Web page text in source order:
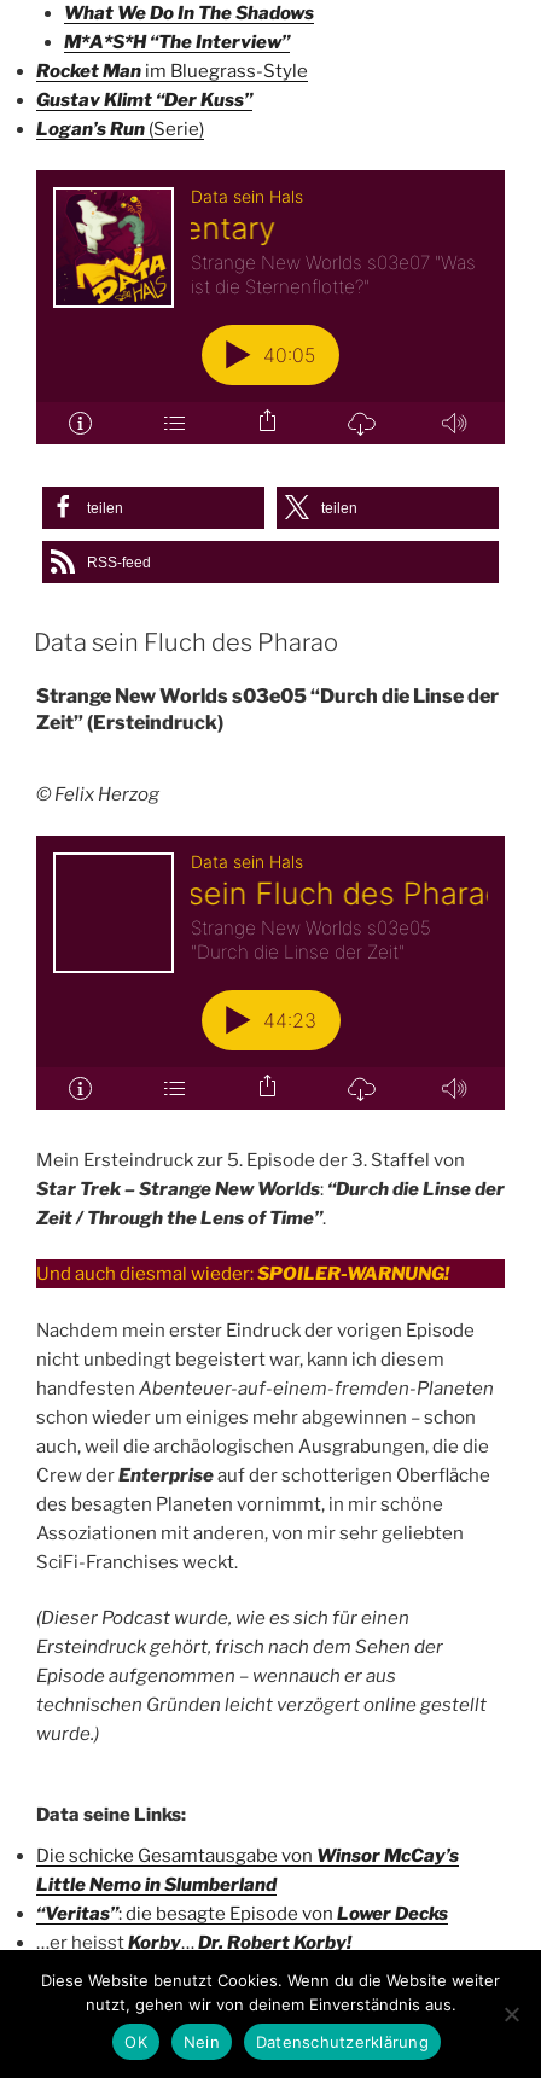
What We Do In The Shadows
M*A*S*H “The Interview”
Rocket Man im Bluegrass-Style
Gustav Klimt “Der Kuss”
Logan’s Run (Serie)
teilen teilen
RSS-feed
Data sein Fluch des Pharao
Strange New Worlds s03e05 “Durch die Linse der
Zeit” (Ersteindruck)
© Felix Herzog
Mein Ersteindruck zur 5. Episode der 3. Staffel von
Star Trek – Strange New Worlds: “Durch die Linse der
Zeit / Through the Lens of Time”.
Und auch diesmal wieder:SPOILER-WARNUNG!
Nachdem mein erster Eindruck der vorigen Episode
nicht unbedingt begeistert war, kann ich diesem
handfesten Abenteuer-auf-einem-fremden-Planeten
schon wieder um einiges mehr abgewinnen – schon
auch, weil die archäologischen Ausgrabungen, die die
Crew derEnterpriseauf der schotterigen Oberfläche
des besagten Planeten vornimmt, in mir schöne
Assoziationen mit anderen, von mir sehr geliebten
SciFi-Franchises weckt.
(Dieser Podcast wurde, wie es sich für einen
Ersteindruck gehört, frisch nach dem Sehen der
Episode aufgenommen – wennauch er aus
technischen Gründen leicht verzögert online gestellt
wurde.)
Data seine Links:
Die schicke Gesamtausgabe von Winsor McCay’s
Little Nemo in Slumberland
“Veritas”: die besagte Episode von Lower Decks
…er heisstKorby…Dr. Robert Korby!
Arthur Dent auf seinem ersten fremden Planeten
Brachiale Archäologie:Tomb of the Cybermen
(Trailer)
Captain Kirkund die Reporter
Diese Website benutzt Cookies. Wenn du die Website weiter
nutzt, gehen wir von deinem Einverständnis aus.
OK
Nein Datenschutzerklärung